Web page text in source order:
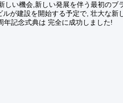
しい機会,新しい発展を伴う最初の
が建設を開始する予定で, 壮大な
年記念式典は 完全に成功しました!